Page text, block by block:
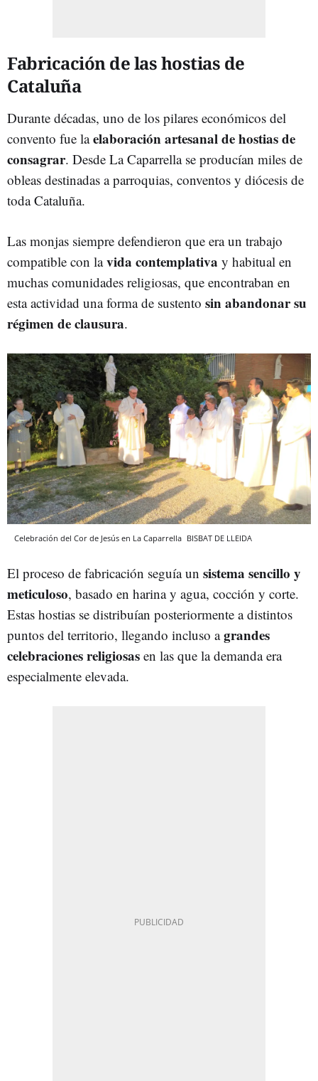
Fabricación de las hostias de
Cataluña
Durante décadas, uno de los pilares económicos del
convento fue laelaboración artesanal de hostias de
consagrar. Desde La Caparrella se producían miles de
obleas destinadas a parroquias, conventos y diócesis de
toda Cataluña.
Las monjas siempre defendieron que era un trabajo
compatible con lavida contemplativa y habitual en
muchas comunidades religiosas, que encontraban en
esta actividad una forma de sustento sin abandonar su
régimen de clausura.
Celebración del Cor de Jesús en La Caparrella BISBAT DE LLEIDA
El proceso de fabricación seguía un sistema sencillo y
meticuloso, basado en harina y agua, cocción y corte.
Estas hostias se distribuían posteriormente a distintos
puntos del territorio, llegando incluso agrandes
celebraciones religiosas en las que la demanda era
especialmente elevada.